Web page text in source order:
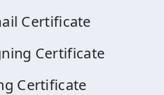
Certificate
Certificate
Certificate